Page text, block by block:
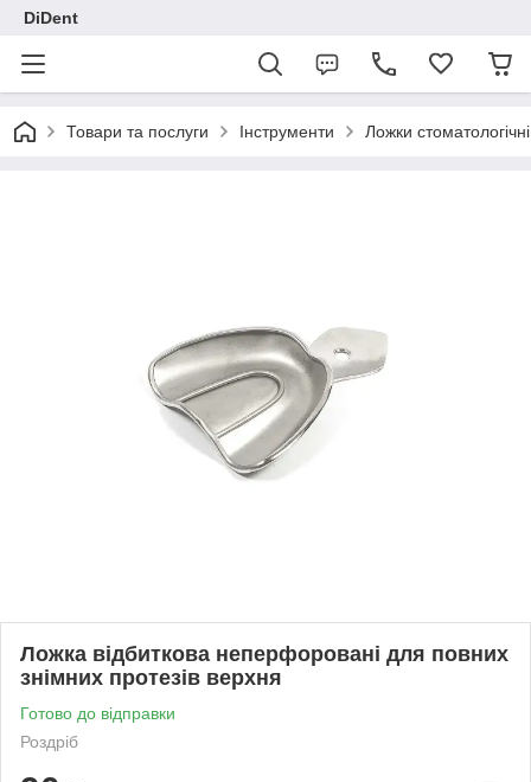
DiDent
Товари та послуги Інструменти Ложки стоматологічні
Ложка відбиткова неперфоровані для повних
знімних протезів верхня
Готово до відправки
Роздріб